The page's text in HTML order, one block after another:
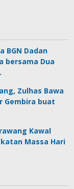
BGN Dadan
bersama Dua
Zulhas Bawa
Gembira buat
Kawal
Massa Hari